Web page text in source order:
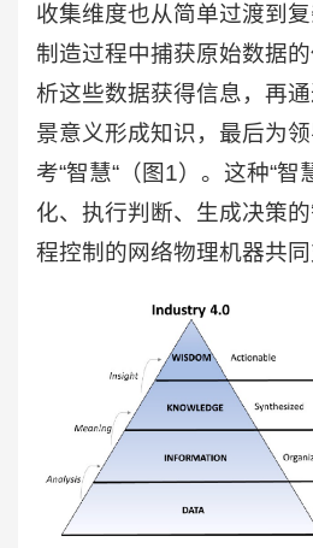
收集维度也从简单过渡到
制造过程中捕获原始数据
析这些数据获得信息，再
景意义形成知识，最后为
考“智慧“（图1）。这种“智
化、执行判断、生成决策
程控制的网络物理机器共同